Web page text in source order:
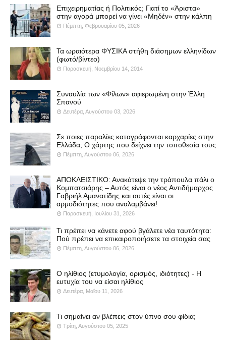
Επιχειρηματίας ή Πολιτικός; Γιατί το «Άριστα»
στην αγορά μπορεί να γίνει «Μηδέν» στην κάλπη
Πέμπτη, Φεβρουαρίου 05, 2026
Τα ωραιότερα ΦΥΣΙΚΑ στήθη διάσημων ελληνίδων
(φωτό/βίντεο)
Παρασκευή, Νοεμβρίου 14, 2014
Συναυλία των «Φίλων» αφιερωμένη στην Έλλη
Σπανού
Δευτέρα, Αυγούστου 03, 2026
Σε ποιες παραλίες καταγράφονται καρχαρίες στην
Ελλάδα; Ο χάρτης που δείχνει την τοποθεσία τους
Πέμπτη, Αυγούστου 06, 2026
ΑΠΟΚΛΕΙΣΤΙΚΟ: Ανακάτεψε την τράπουλα πάλι ο
Κομπατσιάρης – Αυτός είναι ο νέος Αντιδήμαρχος
Γαβριήλ Αμανατίδης και αυτές είναι οι
αρμοδιότητες που αναλαμβάνει!
Παρασκευή, Ιουλίου 31, 2026
Τι πρέπει να κάνετε αφού βγάλετε νέα ταυτότητα:
Πού πρέπει να επικαιροποιήσετε τα στοιχεία σας
Πέμπτη, Αυγούστου 06, 2026
Ο ηλίθιος (ετυμολογία, ορισμός, ιδιότητες) - Η
ευτυχία του να είσαι ηλίθιος
Δευτέρα, Μαΐου 11, 2026
Τι σημαίνει αν βλέπεις στον ύπνο σου φίδια;
Τρίτη, Αυγούστου 05, 2025